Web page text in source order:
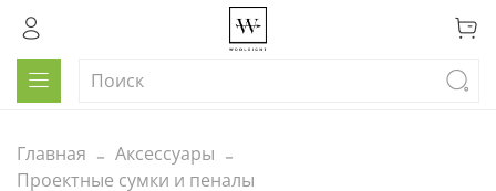
Главная
Аксессуары
Проектные сумки и пеналы